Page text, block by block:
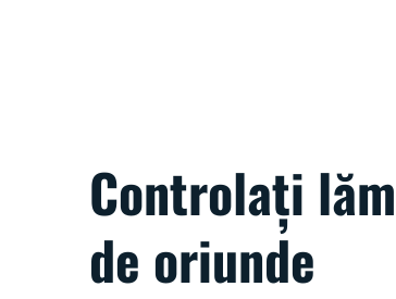
Controlați
de oriunde